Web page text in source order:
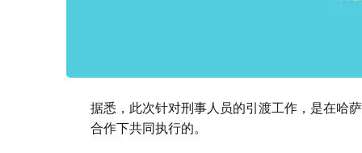
据悉，此次针对刑事人员的引渡工作，是在哈
合作下共同执行的。